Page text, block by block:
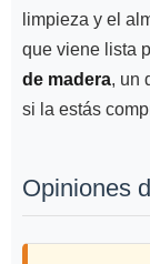
limpieza y el
que viene lista
de madera, un
si la estás
Opiniones